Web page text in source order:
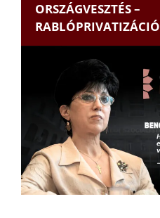
ORSZÁGVESZTÉS –
RABLÓPRIVATIZÁCIÓ